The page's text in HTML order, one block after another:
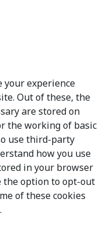
your experience
Out of these, the
are stored on
the working of basic
use third-party
how you use
in your browser
the option to opt-out
of these cookies